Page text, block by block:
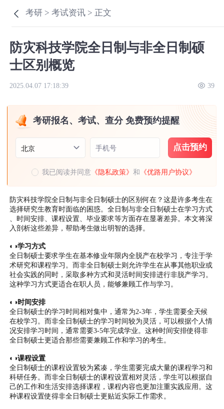
考研 >考试资讯 > 正文
防灾科技学院全日制与非全日制硕
士区别概览
2025.04.07 17:18:39 39
考研报名、考试、查分 免费预约提醒
北京 手机号 点击预约
我已阅读并同意 《隐私政策》和 《优路用户协议》
防灾科技学院全日制与非全日制硕士的区别何在？这是许多考生在
选择研究生教育时面临的困惑。全日制与非全日制硕士在学习方式
、时间安排、课程设置、毕业要求等方面存在显著差异。本文将深
入剖析这些差异，帮助考生做出明智的选择。
◐◑学习方式
全日制硕士要求学生在基本修业年限内全脱产在校学习，专注于学
术研究和课程学习。而非全日制硕士则允许学生在从事其他职业或
社会实践的同时，采取多种方式和灵活时间安排进行非脱产学习。
这种学习方式更适合在职人员，能够兼顾工作与学习。
◐◑时间安排
全日制硕士的学习时间相对集中，通常为2-3年，学生需要全天候
在校学习。而非全日制硕士的学习时间较为灵活，可以根据个人情
况安排学习时间，通常需要3-5年完成学业。这种时间安排使得非
全日制硕士更适合那些需要兼顾工作和学习的考生。
◐◑课程设置
全日制硕士的课程设置较为紧凑，学生需要完成大量的课程学习和
科研任务。而非全日制硕士的课程设置相对灵活，学生可以根据自
己的工作和生活安排选择课程，课程内容也更加注重实践应用。这
种课程设置使得非全日制硕士更贴近实际工作需求。